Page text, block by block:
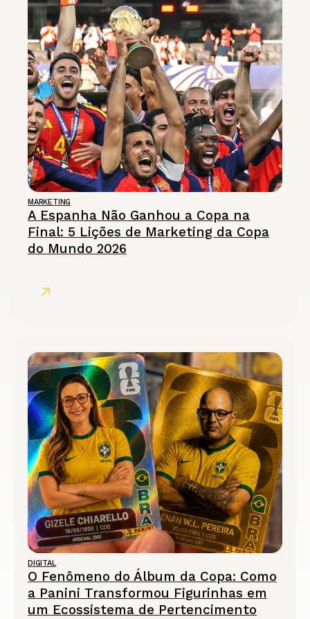
MARKETING
A Espanha Não Ganhou a Copa na
Final: 5 Lições de Marketing da Copa
do Mundo 2026
DIGITAL
O Fenômeno do Álbum da Copa: Como
a Panini Transformou Figurinhas em
um Ecossistema de Pertencimento